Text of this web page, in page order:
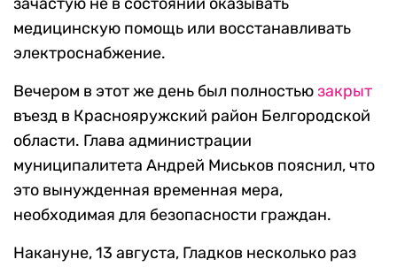
медицинскую помощь или восстанавливать
электроснабжение.
Вечером в этот же день был полностьюзакрыт
въезд в Краснояружский район Белгородской
области. Глава администрации
муниципалитета Андрей Миськов пояснил, что
это вынужденная временная мера,
необходимая для безопасности граждан.
Накануне, 13 августа, Гладков несколько раз